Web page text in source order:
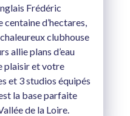
Frédéric
d’hectares,
clubhouse
allie plans d’eau
plaisir et votre
et 3 studios équipés
la base parfaite
de la Loire.
2026 %
2026